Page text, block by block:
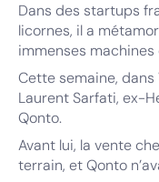
Dans des startups
licornes, il a
immenses
Cette semaine,
Laurent Sarfati, ex-
Qonto.
Avant lui, la vente
terrain, et Qonto